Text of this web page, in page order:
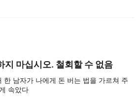
형에 대해 최대 1:500의 레버리지를 제공
더가 더 작은 마진으로 더 큰 포지션 크기
달러의 포지션을 제어할 수 있습니다.
킬 수 있지만, 손실도 증폭시킬 수 있습니
용하고 관련된 위험을 이해하는 것이 중
지 마십시오. 철회할 수 없음
한 남자가 나에게 돈 버는 법을 가르쳐 주
속았다